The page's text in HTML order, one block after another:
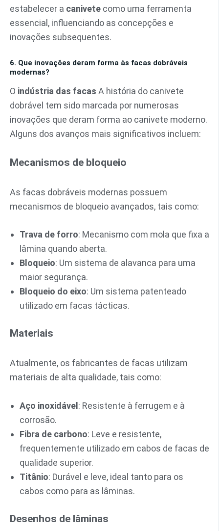
estabelecer a canivete como uma ferramenta
essencial, influenciando as concepções e
inovações subsequentes.
6. Que inovações deram forma às facas dobráveis
modernas?
O indústria das facas A história do canivete
dobrável tem sido marcada por numerosas
inovações que deram forma ao canivete moderno.
Alguns dos avanços mais significativos incluem:
Mecanismos de bloqueio
As facas dobráveis modernas possuem
mecanismos de bloqueio avançados, tais como:
Trava de forro: Mecanismo com mola que fixa a
lâmina quando aberta.
Bloqueio: Um sistema de alavanca para uma
maior segurança.
Bloqueio do eixo: Um sistema patenteado
utilizado em facas tácticas.
Materiais
Atualmente, os fabricantes de facas utilizam
materiais de alta qualidade, tais como:
Aço inoxidável: Resistente à ferrugem e à
corrosão.
Fibra de carbono: Leve e resistente,
frequentemente utilizado em cabos de facas de
qualidade superior.
Titânio: Durável e leve, ideal tanto para os
cabos como para as lâminas.
Desenhos de lâminas